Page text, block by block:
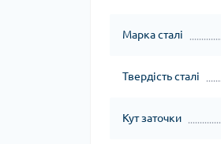
Марка сталі
Твердість сталі
Кут заточки